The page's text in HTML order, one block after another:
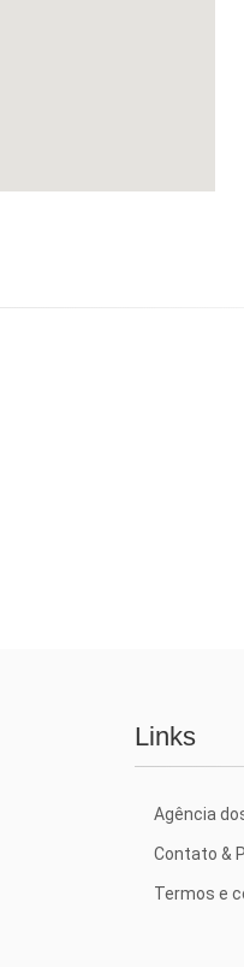
Links
Agência
Contato &
Termos e